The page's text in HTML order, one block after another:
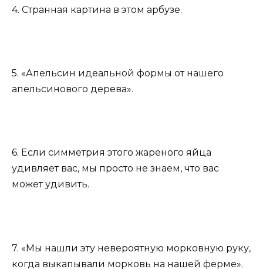
4. Странная картина в этом арбузе.
5. «Апельсин идеальной формы от нашего
апельсинового дерева».
6. Если симметрия этого жареного яйца
удивляет вас, мы просто не знаем, что вас
может удивить.
7. «Мы нашли эту невероятную морковную руку,
когда выкапывали морковь на нашей ферме».